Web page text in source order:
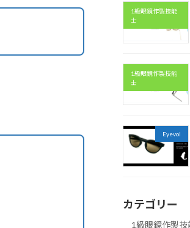
1級眼鏡作製技能
士
1級眼鏡作製技能
士
Eyevol
カテゴリー
1級眼鏡作製技